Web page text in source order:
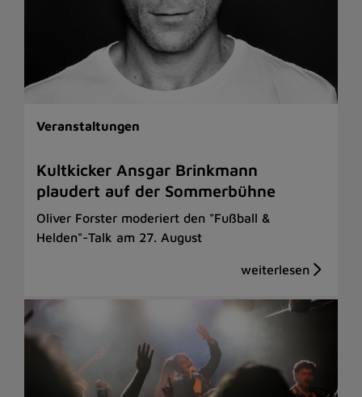
Veranstaltungen
Kultkicker Ansgar Brinkmann
plaudert auf der Sommerbühne
Oliver Forster moderiert den "Fußball &
Helden"-Talk am 27. August